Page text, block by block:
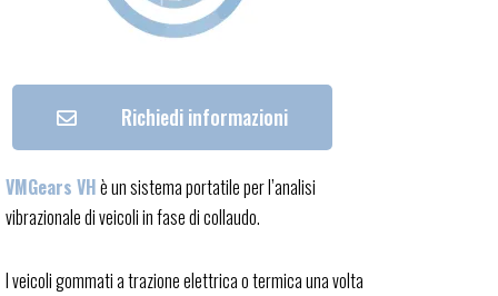
Richiedi informazioni
VMGears VHè un sistema portatile per l’analisi
vibrazionale di veicoli in fase di collaudo.
I veicoli gommati a trazione elettrica o termica una volta